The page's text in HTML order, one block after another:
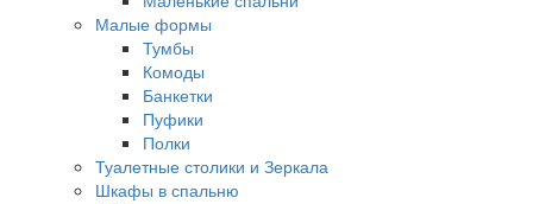
Малые формы
Тумбы
Комоды
Банкетки
Пуфики
Полки
Туалетные столики и Зеркала
Шкафы в спальню